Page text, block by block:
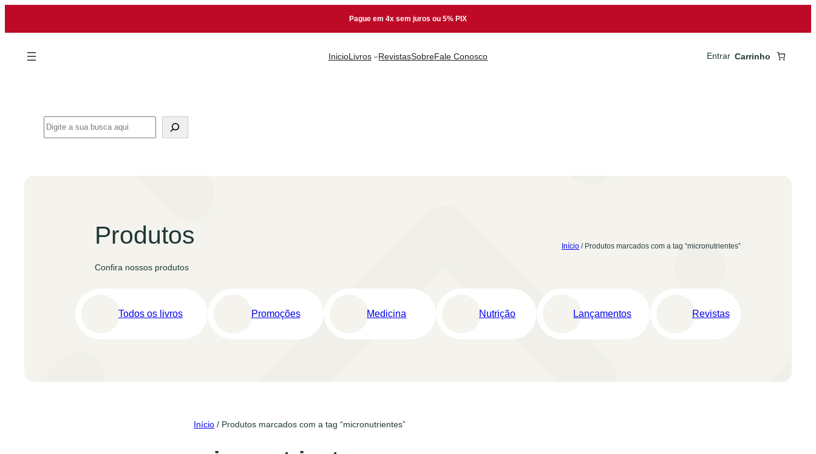
o
Pague em 4x sem juros ou 5% PIX
InicioLivros RevistasSobreFale Conosco Entrar Carrinho
Search
Produtos
Confira nossos produtos
Início / Produtos marcados com a tag “micronutrientes”
Todos os livros Promoções Medicina Nutrição Lançamentos Revistas
Início / Produtos marcados com a tag “micronutrientes”